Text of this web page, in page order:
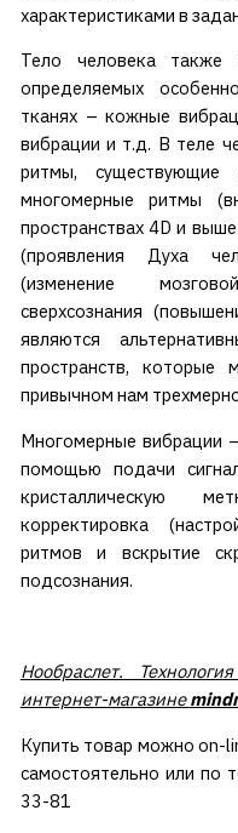
характеристиками в
Тело человека также
определяемых
тканях – кожные
вибрации и т.д. В теле
ритмы,
многомерные ритмы
пространствах 4D и
(проявления Духа
(изменение
сверхсознания
являются
пространств, которые
привычном нам
Многомерные вибрации
помощью подачи
кристаллическую
корректировка
ритмов и вскрытие
подсознания.
Нообраслет.
интернет-магазине
Купить товар можно on-
самостоятельно или по
33-81